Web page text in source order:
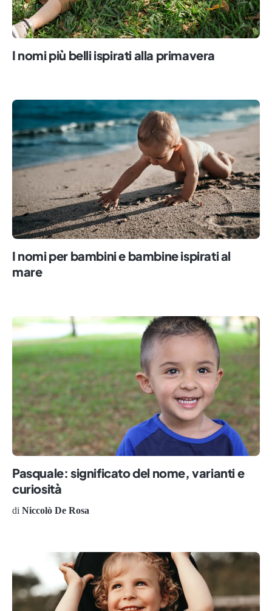
I nomi più belli ispirati alla primavera
I nomi per bambini e bambine ispirati al
mare
Pasquale: significato del nome, varianti e
curiosità
di Niccolò De Rosa